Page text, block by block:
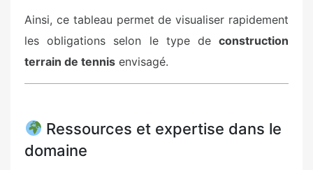
Ainsi, ce tableau permet de visualiser rapidement
les obligations selon le type de construction
terrain de tennis envisagé.
Ressources et expertise dans le
domaine